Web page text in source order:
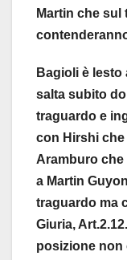
Martin che
Bagioli è
salta subito
traguardo e
con Hirshi
Aramburo
a Martin
traguardo ma
Giuria,
posizione non